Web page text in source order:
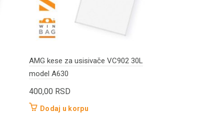
AMG kese za usisivače VC902 30L
model A630
400,00 RSD
Dodaj u korpu